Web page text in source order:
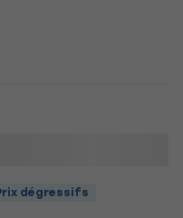
dégressifs